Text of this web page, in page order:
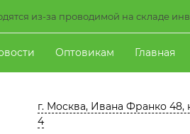
из-за проводимой на складе
Оптовикам Главная
г. Москва, Ивана Франко 48,
4